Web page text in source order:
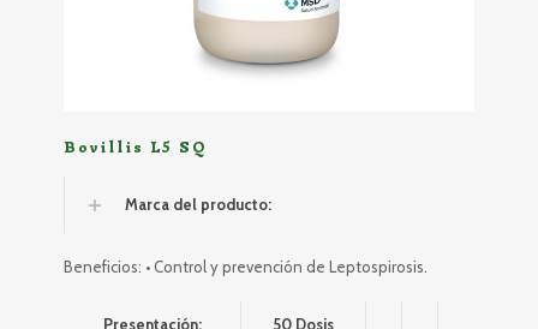
Bovillis L5 SQ
Marca del producto:
Beneficios: • Control y prevención de Leptospirosis.
Presentación: 50 Dosis